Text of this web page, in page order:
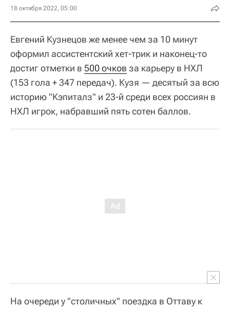
18 октября 2022, 05:00
Евгений Кузнецов же менее чем за 10 минут
оформил ассистентский хет-трик и наконец-то
достиг отметки в 500 очков за карьеру в НХЛ
(153 гола + 347 передач). Кузя — десятый за всю
историю "Кэпиталз" и 23-й среди всех россиян в
НХЛ игрок, набравший пять сотен баллов.
На очереди у "столичных" поездка в Оттаву к